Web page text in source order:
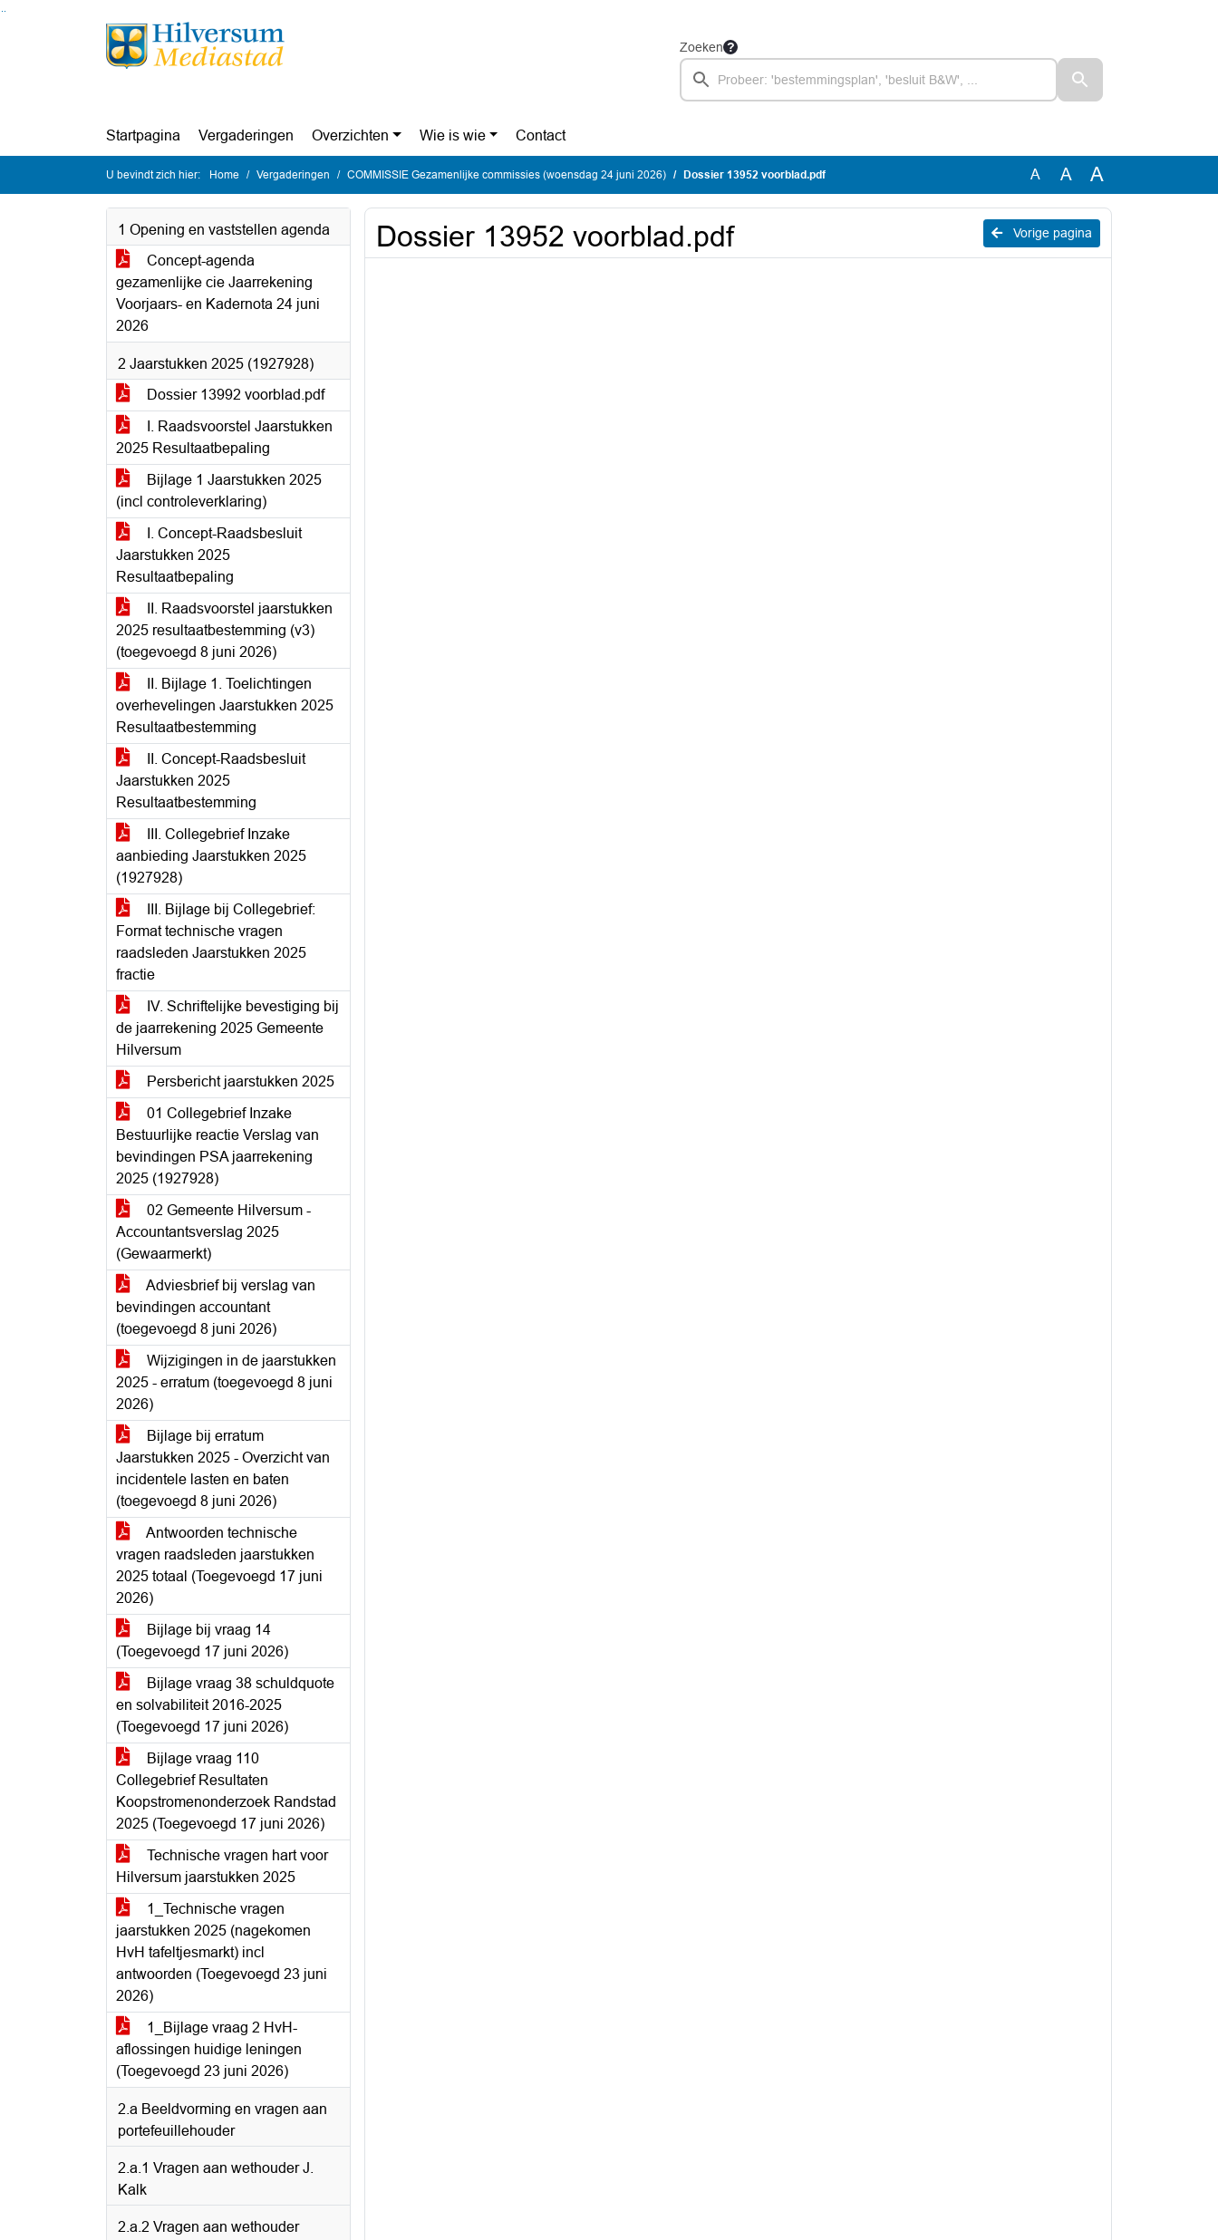
Ga naar de inhoud van deze pagina
Ga naar het zoeken
Ga naar het menu
Zoeken
Startpagina Vergaderingen Overzichten Wie is wie Contact
U bevindt zich hier: Home Vergaderingen COMMISSIE Gezamenlijke commissies (woensdag 24 juni 2026) Dossier 13952 voorblad.pdf A A A
1 Opening en vaststellen agenda
Concept-agenda
gezamenlijke cie Jaarrekening
Voorjaars- en Kadernota 24 juni
2026
2 Jaarstukken 2025 (1927928)
Dossier 13992 voorblad.pdf
I. Raadsvoorstel Jaarstukken
2025 Resultaatbepaling
Bijlage 1 Jaarstukken 2025
(incl controleverklaring)
I. Concept-Raadsbesluit
Jaarstukken 2025
Resultaatbepaling
II. Raadsvoorstel jaarstukken
2025 resultaatbestemming (v3)
(toegevoegd 8 juni 2026)
II. Bijlage 1. Toelichtingen
overhevelingen Jaarstukken 2025
Resultaatbestemming
II. Concept-Raadsbesluit
Jaarstukken 2025
Resultaatbestemming
III. Collegebrief Inzake
aanbieding Jaarstukken 2025
(1927928)
III. Bijlage bij Collegebrief:
Format technische vragen
raadsleden Jaarstukken 2025
fractie
IV. Schriftelijke bevestiging bij
de jaarrekening 2025 Gemeente
Hilversum
Persbericht jaarstukken 2025
01 Collegebrief Inzake
Bestuurlijke reactie Verslag van
bevindingen PSA jaarrekening
2025 (1927928)
02 Gemeente Hilversum -
Accountantsverslag 2025
(Gewaarmerkt)
Adviesbrief bij verslag van
bevindingen accountant
(toegevoegd 8 juni 2026)
Wijzigingen in de jaarstukken
2025 - erratum (toegevoegd 8 juni
2026)
Bijlage bij erratum
Jaarstukken 2025 - Overzicht van
incidentele lasten en baten
(toegevoegd 8 juni 2026)
Antwoorden technische
vragen raadsleden jaarstukken
2025 totaal (Toegevoegd 17 juni
2026)
Bijlage bij vraag 14
(Toegevoegd 17 juni 2026)
Bijlage vraag 38 schuldquote
en solvabiliteit 2016-2025
(Toegevoegd 17 juni 2026)
Bijlage vraag 110
Collegebrief Resultaten
Koopstromenonderzoek Randstad
2025 (Toegevoegd 17 juni 2026)
Technische vragen hart voor
Hilversum jaarstukken 2025
1_Technische vragen
jaarstukken 2025 (nagekomen
HvH tafeltjesmarkt) incl
antwoorden (Toegevoegd 23 juni
2026)
1_Bijlage vraag 2 HvH-
aflossingen huidige leningen
(Toegevoegd 23 juni 2026)
2.a Beeldvorming en vragen aan
portefeuillehouder
2.a.1 Vragen aan wethouder J.
Kalk
2.a.2 Vragen aan wethouder
Vorige pagina
Dossier 13952 voorblad.pdf